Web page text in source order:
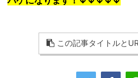
この記事タイトルと